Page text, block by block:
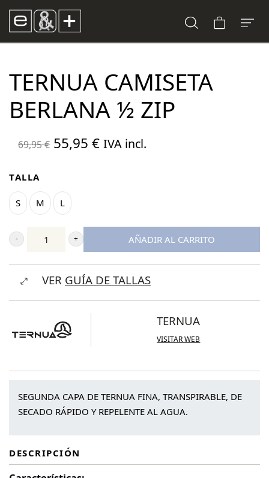
TERNUA CAMISETA
BERLANA ½ ZIP
69,95€ El
era:
69,95 €.
55,95 €El
IVA incl.
TALLA
S M L
Ternua
Camiseta
Berlana
cantidad
AÑADIR AL CARRITO
VER GUÍA DE TALLAS
TERNUA
VISITAR WEB
SEGUNDA CAPA DE TERNUA FINA, TRANSPIRABLE, DE
SECADO RÁPIDO Y REPELENTE AL AGUA.
DESCRIPCIÓN